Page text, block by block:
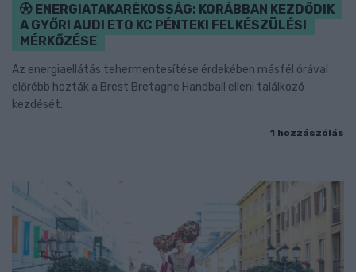
ENERGIATAKARÉKOSSÁG: KORÁBBAN KEZDŐDIK
A GYŐRI AUDI ETO KC PÉNTEKI FELKÉSZÜLÉSI
MÉRKŐZÉSE
Az energiaellátás tehermentesítése érdekében másfél órával
előrébb hozták a Brest Bretagne Handball elleni találkozó
kezdését.
1 hozzászólás